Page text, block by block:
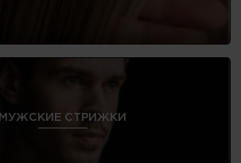
МУЖСКИЕ СТРИЖКИ